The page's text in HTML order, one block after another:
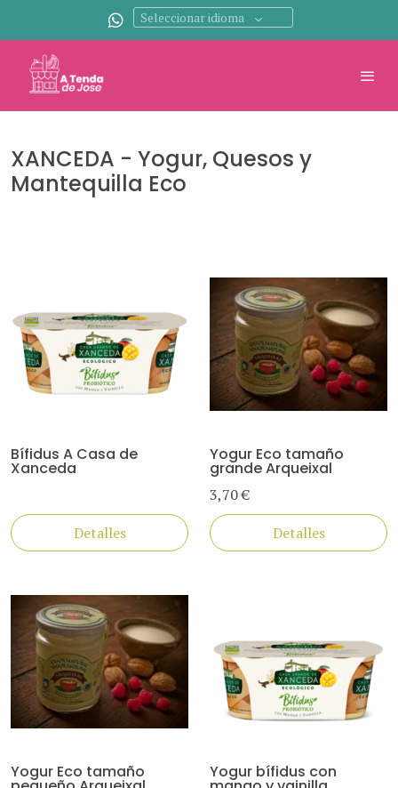
Seleccionar idioma
XANCEDA - Yogur, Quesos y
Mantequilla Eco
Bífidus A Casa de
Xanceda
Detalles
Yogur Eco tamaño
grande Arqueixal
3,70 €
Detalles
Yogur Eco tamaño Yogur bífidus con